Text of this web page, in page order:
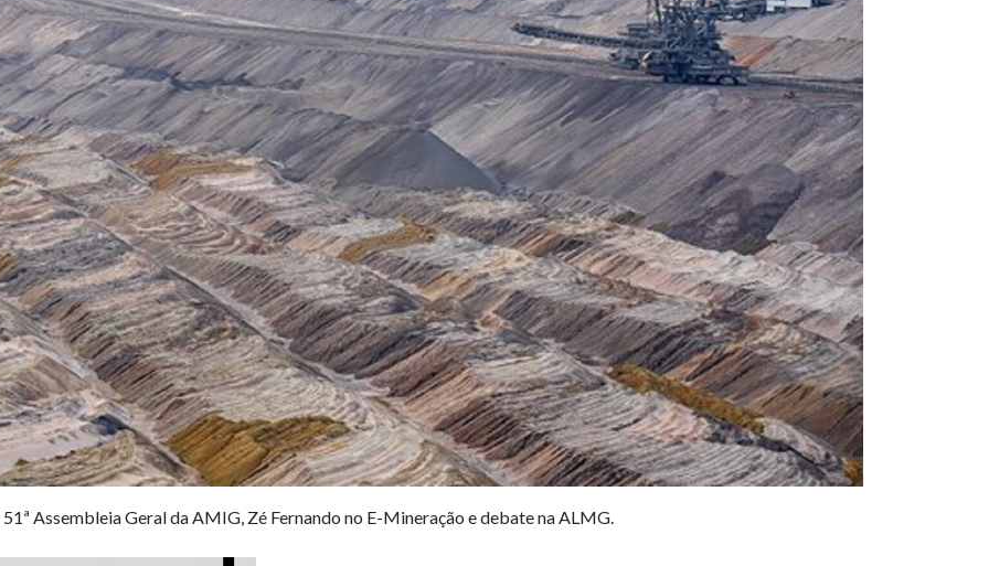
51ª Assembleia Geral da AMIG, Zé Fernando no E-Mineração e debate na ALMG.